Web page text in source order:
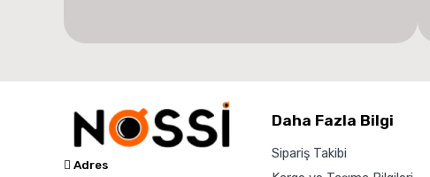
Adres
Daha Fazla Bilgi
Sipariş Takibi